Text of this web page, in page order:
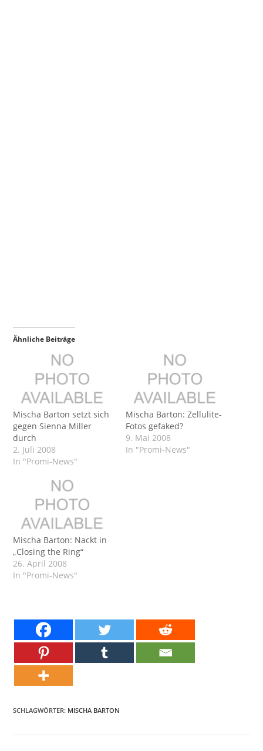
Ähnliche Beiträge
Mischa Barton setzt sich
gegen Sienna Miller
durch
2. Juli 2008
In "Promi-News"
Mischa Barton: Zellulite-
Fotos gefaked?
9. Mai 2008
In "Promi-News"
Mischa Barton: Nackt in
„Closing the Ring“
26. April 2008
In "Promi-News"
SCHLAGWÖRTER: MISCHA BARTON